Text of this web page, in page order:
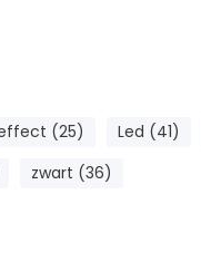
(25) Led (41)
zwart (36)